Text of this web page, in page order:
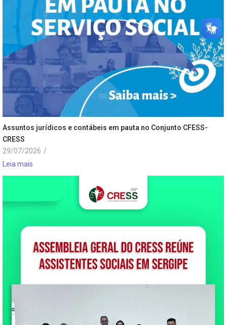
Assuntos jurídicos e contábeis em pauta no Conjunto CFESS-
CRESS
29/07/2026 /
Leia mais